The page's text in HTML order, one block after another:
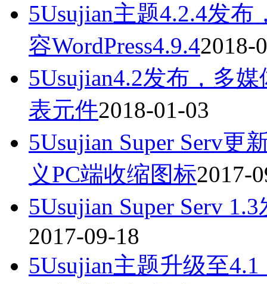
5Usujian主题4.2.4发
容WordPress4.9.42018-
5Usujian4.2发布，多
表元件2018-01-03
5Usujian Super Serv更
义PC端收缩图标2017-
5Usujian Super Serv
2017-09-18
5Usujian主题升级至